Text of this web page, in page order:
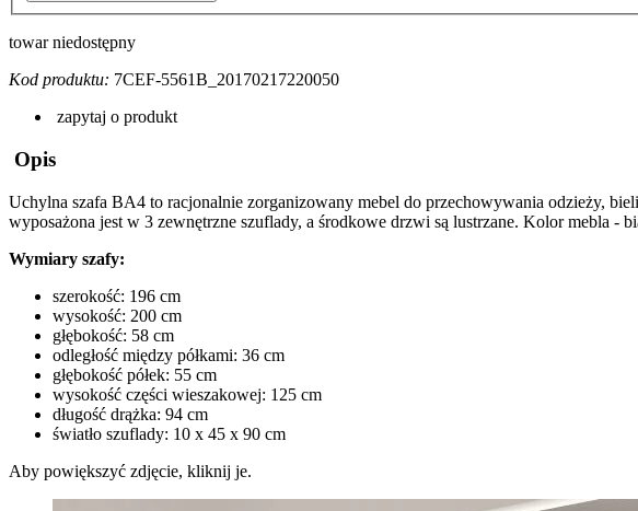
towar niedostępny
Kod produktu: 7CEF-5561B_20170217220050
zapytaj o produkt
Opis
Uchylna szafa BA4 to racjonalnie zorganizowany mebel do przechowywania odzieży,
wyposażona jest w 3 zewnętrzne szuflady, a środkowe drzwi są lustrzane. Kolor mebla -
Wymiary szafy:
szerokość: 196 cm
wysokość: 200 cm
głębokość: 58 cm
odległość między półkami: 36 cm
głębokość półek: 55 cm
wysokość części wieszakowej: 125 cm
długość drążka: 94 cm
światło szuflady: 10 x 45 x 90 cm
Aby powiększyć zdjęcie, kliknij je.